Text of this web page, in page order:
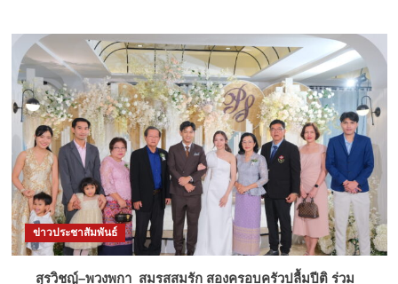
ข่าวประชาสัมพันธ์
สุรวิชญ์–พวงพกา สมรสสมรัก สองครอบครัวปลื้มปีติ ร่วม